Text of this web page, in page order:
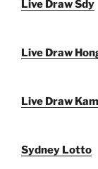
Live Draw Sdy
Live Draw
Live Draw
Sydney Lotto